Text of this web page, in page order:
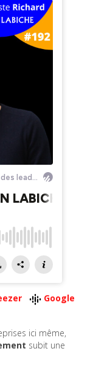
Google
ici même,
subit une